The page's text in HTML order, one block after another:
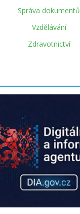
Správa dokumentů
Vzdělávání
Zdravotnictví